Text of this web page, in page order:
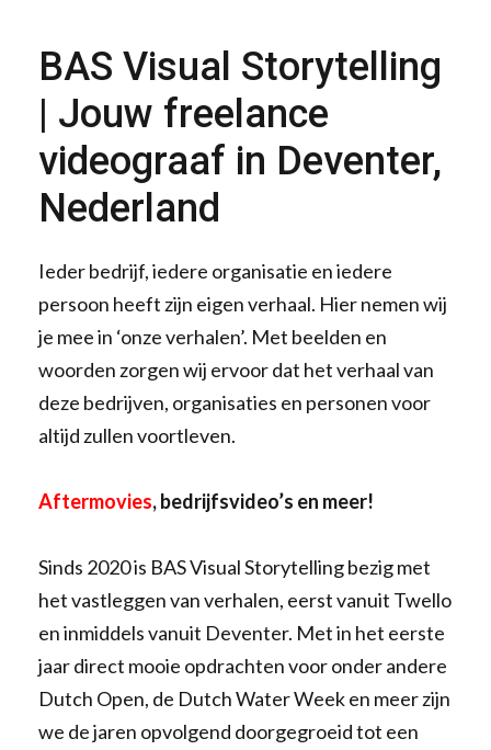
BAS Visual Storytelling
| Jouw freelance
videograaf in Deventer,
Nederland
Ieder bedrijf, iedere organisatie en iedere
persoon heeft zijn eigen verhaal. Hier nemen wij
je mee in ‘onze verhalen’. Met beelden en
woorden zorgen wij ervoor dat het verhaal van
deze bedrijven, organisaties en personen voor
altijd zullen voortleven.
Aftermovies, bedrijfsvideo’s en meer!
Sinds 2020 is BAS Visual Storytelling bezig met
het vastleggen van verhalen, eerst vanuit Twello
en inmiddels vanuit Deventer. Met in het eerste
jaar direct mooie opdrachten voor onder andere
Dutch Open, de Dutch Water Week en meer zijn
we de jaren opvolgend doorgegroeid tot een